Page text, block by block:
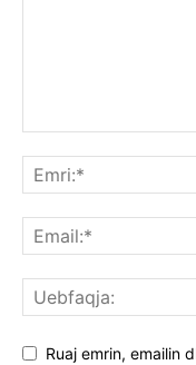
Ruaj emrin, emailin